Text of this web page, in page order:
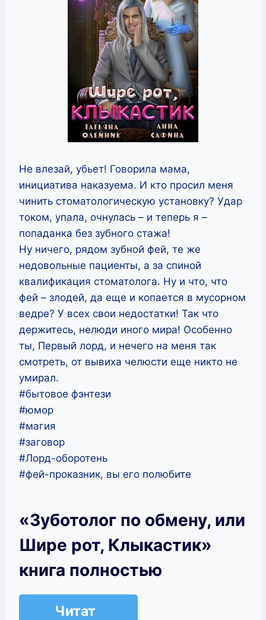
Не влезай, убьет! Говорила мама,
инициатива наказуема. И кто просил меня
чинить стоматологическую установку? Удар
током, упала, очнулась – и теперь я –
попаданка без зубного стажа!
Ну ничего, рядом зубной фей, те же
недовольные пациенты, а за спиной
квалификация стоматолога. Ну и что, что
фей – злодей, да еще и копается в мусорном
ведре? У всех свои недостатки! Так что
держитесь, нелюди иного мира! Особенно
ты, Первый лорд, и нечего на меня так
смотреть, от вывиха челюсти еще никто не
умирал.
#бытовое фэнтези
#юмор
#магия
#заговор
#Лорд-оборотень
#фей-проказник, вы его полюбите
«Зуботолог по обмену, или
Шире рот, Клыкастик»
книга полностью
Читат